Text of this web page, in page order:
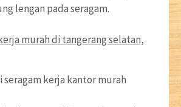
lengan pada seragam.
seragam kerja kantor murah